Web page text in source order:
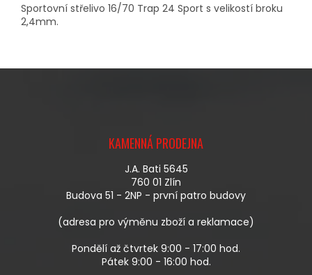
Sportovní střelivo 16/70 Trap 24 Sport s velikostí broku
2,4mm.
KAMENNÁ PRODEJNA
J.A. Bati 5645
760 01 Zlín
Budova 51 - 2NP - první patro budovy
(adresa pro výměnu zboží a reklamace)
Pondělí až čtvrtek 9:00 - 17:00 hod.
Pátek 9:00 - 16:00 hod.